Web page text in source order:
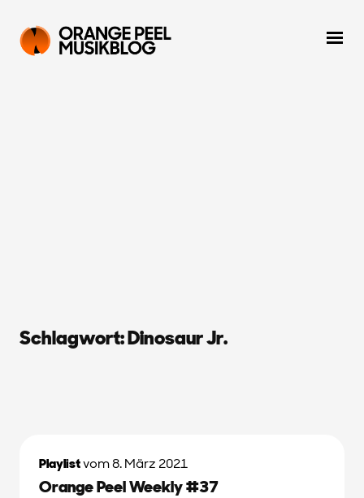
Schlagwort:Dinosaur Jr.
Playlistvom 8. März 2021
Orange Peel Weekly #37